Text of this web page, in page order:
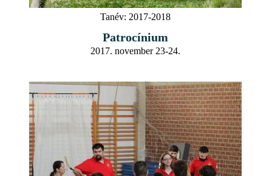
Tanév: 2017-2018
Patrocínium
2017. november 23-24.